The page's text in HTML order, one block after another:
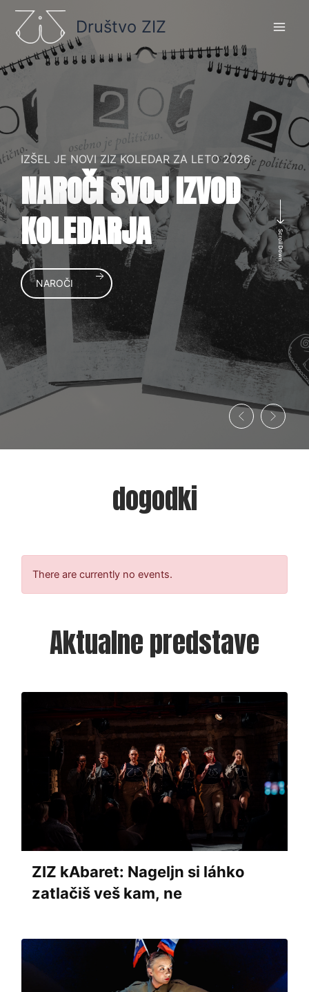
Skip
content
Društvo ZIZ
IZŠEL JE NOVI ZIZ KOLEDAR ZA LETO 2026
NAROČI SVOJ IZVOD
KOLEDARJA
NAROČI
Scroll Down
dogodki
There are currently no events.
Aktualne predstave
ZIZ kAbaret: Nageljn si láhko
zatlačiš veš kam, ne